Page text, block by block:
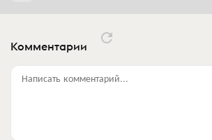
Комментарии
Написать комментарий...